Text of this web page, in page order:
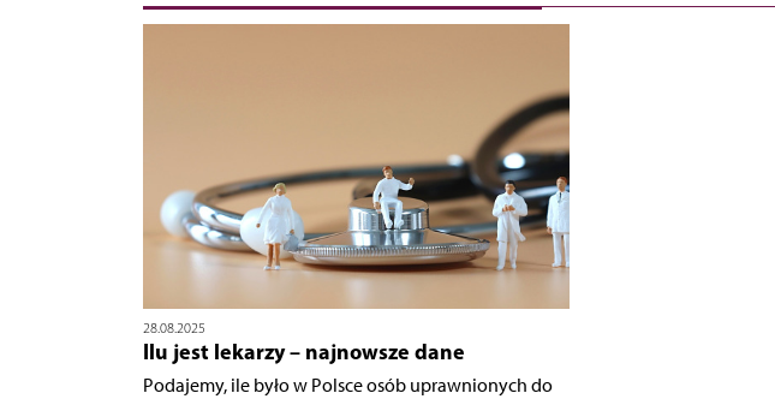
28.08.2025
Ilu jest lekarzy – najnowsze dane
Podajemy, ile było w Polsce osób uprawnionych do